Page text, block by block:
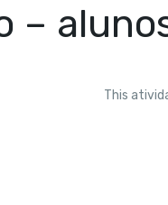
–
This